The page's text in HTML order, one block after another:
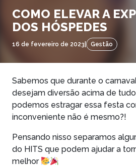
COMO ELEVAR A
DOS HÓSPEDES
16 de fevereiro de 2023 Gestão
Sabemos que durante o
desejam diversão acima de
podemos estragar essa festa
inconveniente não é mesmo?!
Pensando nisso separamos
do HITS que podem ajudar a
melhor